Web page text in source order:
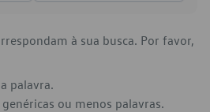
à sua busca. Por favor,
palavra.
ou menos palavras.